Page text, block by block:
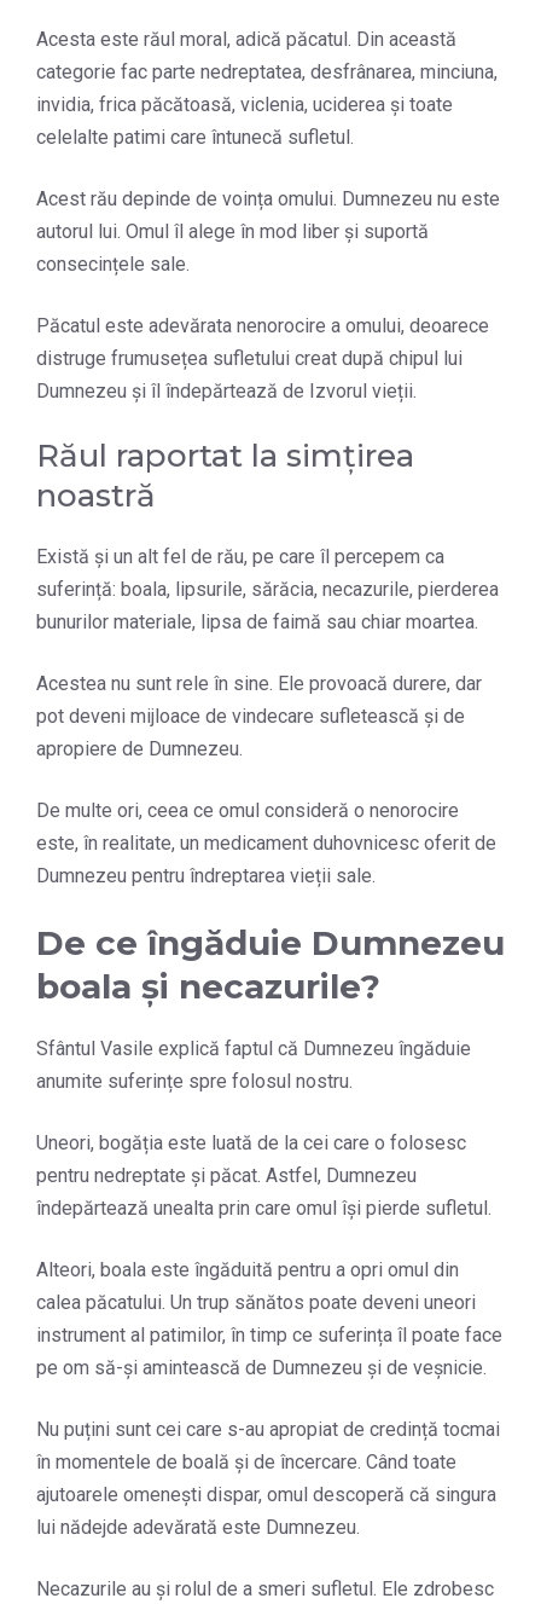
Acesta este răul moral, adică păcatul. Din această
categorie fac parte nedreptatea, desfrânarea, minciuna,
invidia, frica păcătoasă, viclenia, uciderea și toate
celelalte patimi care întunecă sufletul.
Acest rău depinde de voința omului. Dumnezeu nu este
autorul lui. Omul îl alege în mod liber și suportă
consecințele sale.
Păcatul este adevărata nenorocire a omului, deoarece
distruge frumusețea sufletului creat după chipul lui
Dumnezeu și îl îndepărtează de Izvorul vieții.
Răul raportat la simțirea
noastră
Există și un alt fel de rău, pe care îl percepem ca
suferință: boala, lipsurile, sărăcia, necazurile, pierderea
bunurilor materiale, lipsa de faimă sau chiar moartea.
Acestea nu sunt rele în sine. Ele provoacă durere, dar
pot deveni mijloace de vindecare sufletească și de
apropiere de Dumnezeu.
De multe ori, ceea ce omul consideră o nenorocire
este, în realitate, un medicament duhovnicesc oferit de
Dumnezeu pentru îndreptarea vieții sale.
De ce îngăduie Dumnezeu
boala și necazurile?
Sfântul Vasile explică faptul că Dumnezeu îngăduie
anumite suferințe spre folosul nostru.
Uneori, bogăția este luată de la cei care o folosesc
pentru nedreptate și păcat. Astfel, Dumnezeu
îndepărtează unealta prin care omul își pierde sufletul.
Alteori, boala este îngăduită pentru a opri omul din
calea păcatului. Un trup sănătos poate deveni uneori
instrument al patimilor, în timp ce suferința îl poate face
pe om să-și amintească de Dumnezeu și de veșnicie.
Nu puțini sunt cei care s-au apropiat de credință tocmai
în momentele de boală și de încercare. Când toate
ajutoarele omenești dispar, omul descoperă că singura
lui nădejde adevărată este Dumnezeu.
Necazurile au și rolul de a smeri sufletul. Ele zdrobesc